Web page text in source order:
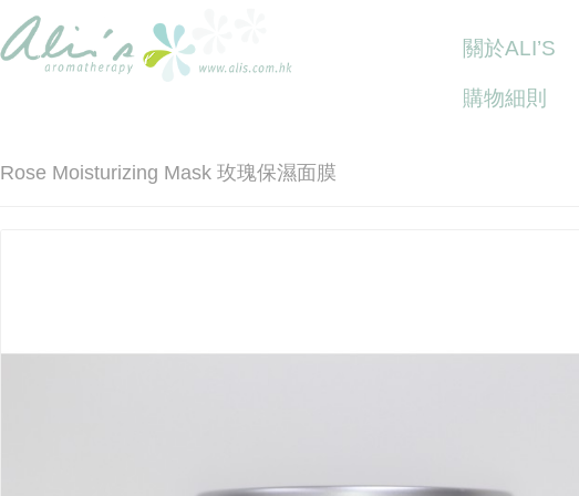
關於ALI’S
購物細則
Rose Moisturizing Mask 玫瑰保濕面膜